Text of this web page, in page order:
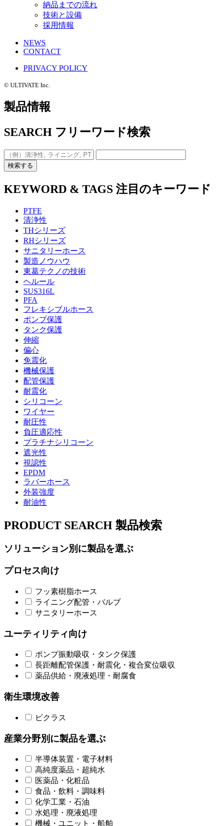
納品までの流れ
技術と設備
採用情報
NEWS
CONTACT
PRIVACY POLICY
©️ ULTIVATE Inc.
製品情報
SEARCH フリーワード検索
検索する
KEYWORD & TAGS 注目のキーワード
PTFE
清浄性
THシリーズ
RHシリーズ
サニタリーホース
製造ノウハウ
東葛テクノの技術
ヘルール
SUS316L
PFA
フレキシブルホース
ポンプ保護
タンク保護
伸縮
偏心
免震化
機械保護
配管保護
耐震化
シリコーン
ワイヤー
耐圧性
負圧適応性
プラチナシリコーン
遮光性
視認性
EPDM
ラバーホース
外装強度
耐油性
PRODUCT SEARCH 製品検索
ソリューション別に製品を選ぶ
プロセス向け
フッ素樹脂ホース
ライニング配管・バルブ
サニタリーホース
ユーティリティ向け
ポンプ振動吸収・タンク保護
長距離配管保護・耐震化・複合変位吸収
薬品供給・廃液処理・耐腐食
衛生環境改善
ビクラス
産業分野別に製品を選ぶ
半導体装置・電子材料
高純度薬品・超純水
医薬品・化粧品
食品・飲料・調味料
化学工業・石油
水処理・廃液処理
機械・ユニット・船舶